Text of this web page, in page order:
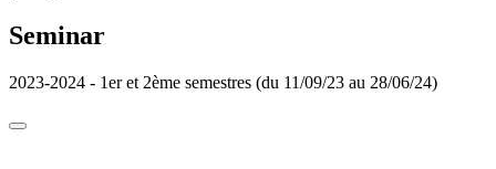
Seminar
2023-2024 - 1er et 2ème semestres (du 11/09/23 au 28/06/24)